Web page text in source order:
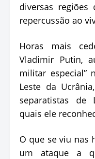
diversas
repercussão ao
Horas mais
Vladimir Putin,
militar especial”
Leste da
separatistas de
quais ele
O que se viu nas
um ataque a